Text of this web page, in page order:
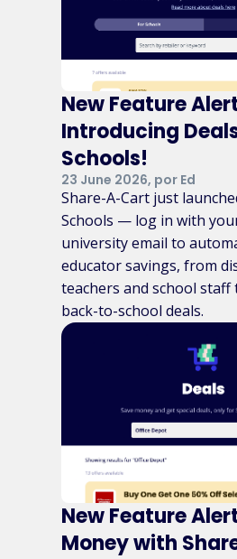
New Feature
Introducing
Schools!
23 June 2026, por Ed
Share-A-Cart just
Schools — log in with
university email to
educator savings, from
teachers and school
back-to-school deals.
New Feature
Money with